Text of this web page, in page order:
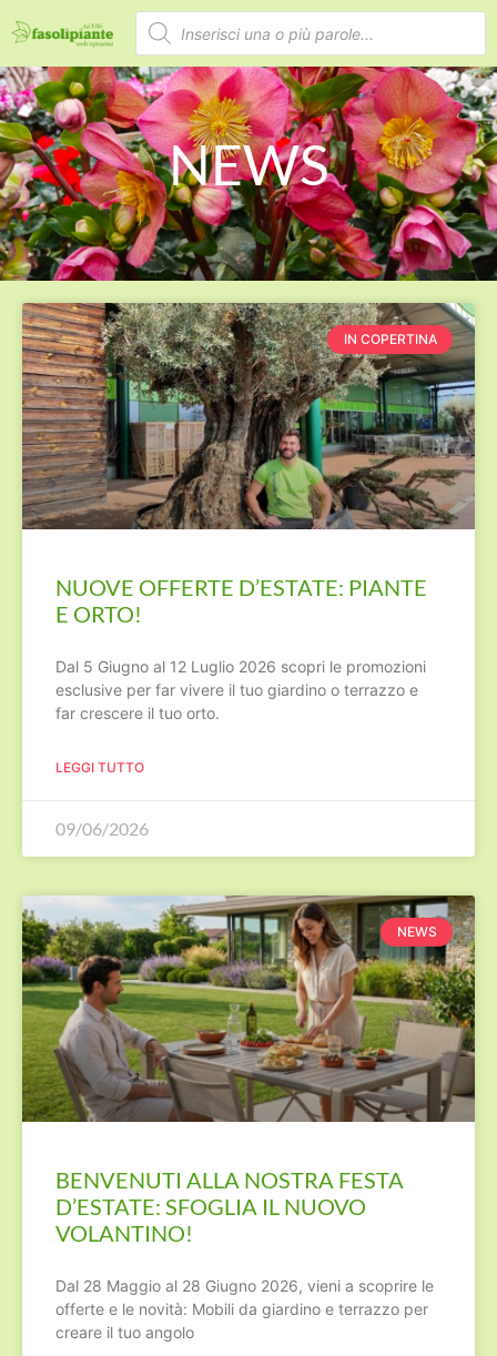
NEWS
IN COPERTINA
NUOVE OFFERTE D’ESTATE: PIANTE
E ORTO!
Dal 5 Giugno al 12 Luglio 2026 scopri le promozioni
esclusive per far vivere il tuo giardino o terrazzo e
far crescere il tuo orto.
LEGGI TUTTO
09/06/2026
NEWS
BENVENUTI ALLA NOSTRA FESTA
D’ESTATE: SFOGLIA IL NUOVO
VOLANTINO!
Dal 28 Maggio al 28 Giugno 2026, vieni a scoprire le
offerte e le novità: Mobili da giardino e terrazzo per
creare il tuo angolo